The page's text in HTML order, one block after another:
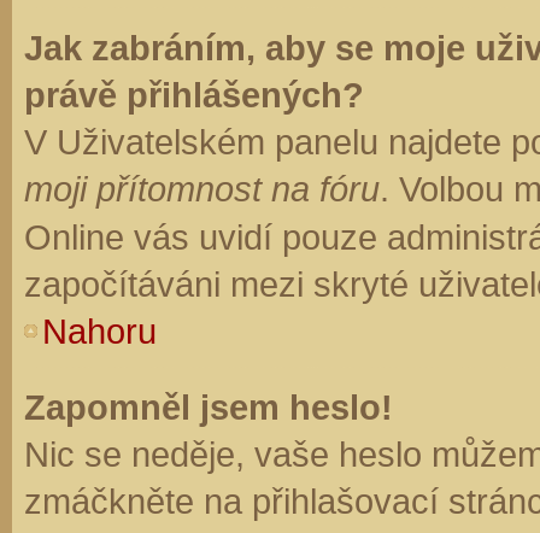
Jak zabráním, aby se moje
právě přihlášených?
V Uživatelském panelu najdete
moji přítomnost na fóru. Volbou
Online vás uvidí pouze
započítáváni mezi skryté
Nahoru
Zapomněl jsem heslo!
Nic se neděje, vaše heslo
zmáčkněte na přihlašovací